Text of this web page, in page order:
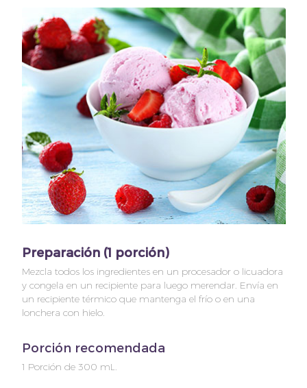
Preparación (1 porción)
Mezcla todos los ingredientes en un procesador o licuadora
y congela en un recipiente para luego merendar. Envía en
un recipiente térmico que mantenga el frío o en una
lonchera con hielo.
Porción recomendada
1 Porción de 300 mL.